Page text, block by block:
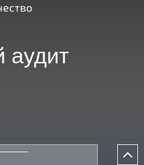
аудит